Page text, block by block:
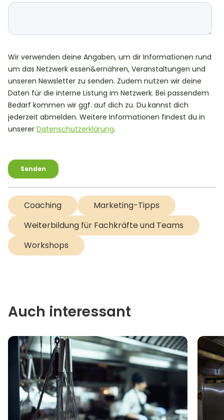
Coaching
Marketing-Tipps
Weiterbildung für Fachkräfte und Teams
Workshops
Auch interessant